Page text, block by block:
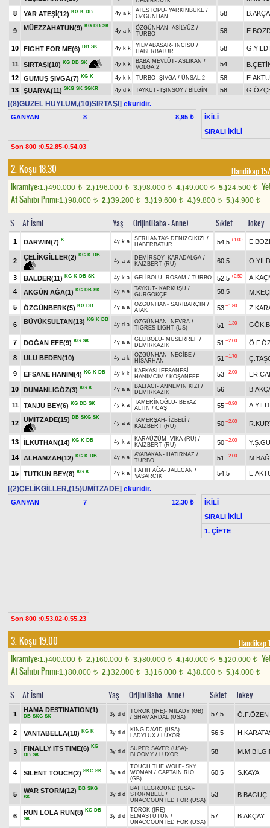
8 YAR ATEŞİ(12) KG K DB 4y a k ATEŞTOPU- YARKINBÜKE /
ÖZGÜNHAN
58
9 MÜEZZAHATUN(9) KG DB SK
4y a k ÖZGÜNHAN - ASİLYÜZ /
TURBO
58
10 FIGHT FOR ME(6) DB SK 4y k k YILMABAŞAR- İNCİSU /
HABERBATUR
58
11 SIRTAŞI(10) KG DB SK 4y k k BABA MEVLÜT- ASLIKAN /
VOLGA.2
54
12
GÜMÜŞ ŞIVGA(7) KG K 4y k k TURBO- ŞIVGA / ÜNSAL.2 58
13
ŞUARYA(11) SKG SK SGKR 4y d k TAYKUT- IŞINSOY / BİLGİN 58
[(8)GÜZEL HUYLUM,(10)SIRTAŞI] eküridir.
GANYAN 8 8,95 ₺
İKİLİ
SIRALI İKİLİ
Son 800 :0.52.85-0.54.03
2. Koşu 18.30 Handikap
Ikramiye:1.)490.000 t 2.)196.000 t 3.)98.000 t 4.)49.000 t 5.)24.500 t
At Sahibi Primi:1.)98.000 t 2.)39.200 t 3.)19.600 t 4.)9.800 t 5.)4.900 t
S At İsmi Yaş Orijin(Baba - Anne) Sıklet Jokey
1 DARWIN(7) K 4y k a SERHANTAY- DENİZCİKIZI /
HABERBATUR
54,5 +1.00
2
ÇELİKGİLLER(2) KG K DB
4y a a DEMİRSOY- KARADALGA /
KAIZBERT (RU)
60,5
3 BALDER(11) KG K DB SK 4y k a GELİBOLU- ROSAM / TURBO 52,5 +0.50
4
AKGÜN AĞA(1) KG DB SK 4y a a TAYKUT- KARKUŞU /
GÜRGÖKÇE
58,5
5 ÖZGÜNBERK(5) KG DB 4y a a ÖZGÜNHAN - SARIBARÇIN /
ATAK
53 +1.80
6 BÜYÜKSULTAN(13) KG K DB
4y d a ÖZGÜNHAN - NEVRA /
TIGRES LIGHT (US)
51 +1.30
7 DOĞAN EFE(9) KG SK 4y a a GELİBOLU- MÜŞERREF /
DEMİRKAZIK
51 +2.00
8 ULU BEDEN(10) 4y a k ÖZGÜNHAN - NECİBE /
HİSARHAN
51 +1.70
9 EFSANE HANIM(4) KG K DB 4y k k KAFKASLIEFSANESİ -
HANIMCIM / KOŞANEFE 53 +2.00
10 DUMANLIGÖZ(3) KG K 4y a a BALTACI - ANNEMİN KIZI /
DEMİRKAZIK
56
11 TANJU BEY(6) KG DB SK 4y k a TAMERİNOĞLU- BEYAZ
ALTIN / CAŞ 55 +0.90
12
ÜMİTZADE(15) DB SKG SK
4y a a TAMERŞAH - İZBELİ /
KAIZBERT (RU)
50 +2.00
13 İLKUTHAN(14) KG K DB 4y k a KARAÜZÜM - VIKA (RU) /
KAIZBERT (RU)
50 +2.00
14 ALHAMZAH(12) KG K DB 4y a a AYABAKAN - HATIRNAZ /
TURBO
51 +2.00 M.BAĞ
15 TUTKUN BEY(8) KG K 4y k a FATİH AĞA- JALECAN /
YAŞARCIK
54,5
[(2)ÇELİKGİLLER,(15)ÜMİTZADE] eküridir.
GANYAN 7 12,30 ₺
İKİLİ
SIRALI İKİLİ
1. ÇİFTE
Son 800 :0.53.02-0.55.23
3. Koşu 19.00 Handikap
Ikramiye:1.)400.000 t 2.)160.000 t 3.)80.000 t 4.)40.000 t 5.)20.000 t
At Sahibi Primi:1.)80.000 t 2.)32.000 t 3.)16.000 t 4.)8.000 t 5.)4.000 t
S At İsmi Yaş Orijin(Baba - Anne) Sıklet Jokey
1
HAMA DESTINATION(1)
DB SKG SK 3y d d TOROK (IRE)- MILADY (GB)
/ SHAMARDAL (USA) 57,5 Ö.F.ÖZEN
2 VANTABELLA(10) KG K 3y d d KING DAVID (USA)-
LADYLUX / LUXOR 56,5
3 FINALLY ITS TIME(6) KG
DB SK
3y d d SUPER SAVER (USA)-
BLOOMY / LUXOR 58
4 SILENT TOUCH(2) SKG SK 3y a d
TOUCH THE WOLF- SKY
WOMAN / CAPTAIN RIO
(GB)
60,5 S.KAYA
5
WAR STORM(12) DB SKG
SK
3y d d
BATTLEGROUND (USA)-
STORMBELL /
UNACCOUNTED FOR (USA)
53 B.BAGUÇ
6
RUN LOLA RUN(8) KG DB
SK
3y d d
TOROK (IRE)-
ELMASTÜTÜN /
UNACCOUNTED FOR (USA)
57 B.AKÇAY